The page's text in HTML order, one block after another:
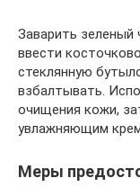
Заварить зеленый
ввести
стеклянную
взбалтывать.
очищения кожи,
увлажняющим
Меры